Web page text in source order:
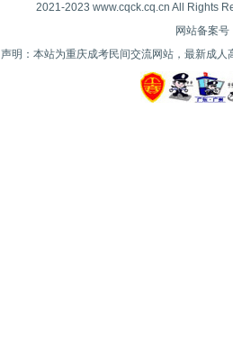
2021-2023 www.cqck.cq.cn All Rights
网站备案号
声明：本站为重庆成考民间交流网站，最新成